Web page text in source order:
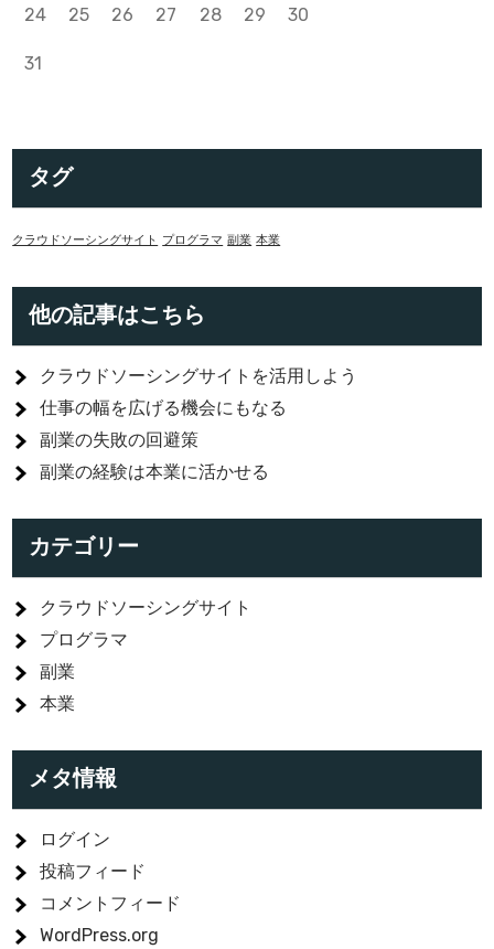
24 25 26 27 28 29 30
31
タグ
クラウドソーシングサイト プログラマ 副業 本業
他の記事はこちら
クラウドソーシングサイトを活用しよう
仕事の幅を広げる機会にもなる
副業の失敗の回避策
副業の経験は本業に活かせる
カテゴリー
クラウドソーシングサイト
プログラマ
副業
本業
メタ情報
ログイン
投稿フィード
コメントフィード
WordPress.org